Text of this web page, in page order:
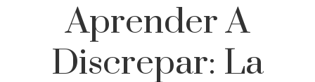
Aprender A
Discrepar: La